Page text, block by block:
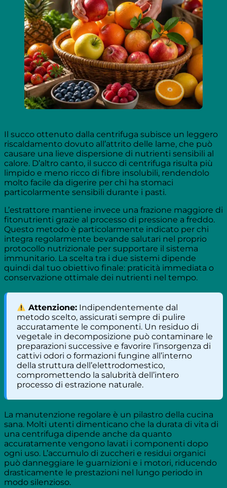
Il succo ottenuto dalla centrifuga subisce un leggero
riscaldamento dovuto all’attrito delle lame, che può
causare una lieve dispersione di nutrienti sensibili al
calore. D’altro canto, il succo di centrifuga risulta più
limpido e meno ricco di fibre insolubili, rendendolo
molto facile da digerire per chi ha stomaci
particolarmente sensibili durante i pasti.
L’estrattore mantiene invece una frazione maggiore di
fitonutrienti grazie al processo di pressione a freddo.
Questo metodo è particolarmente indicato per chi
integra regolarmente bevande salutari nel proprio
protocollo nutrizionale per supportare il sistema
immunitario. La scelta tra i due sistemi dipende
quindi dal tuo obiettivo finale: praticità immediata o
conservazione ottimale dei nutrienti nel tempo.
Attenzione: Indipendentemente dal
metodo scelto, assicurati sempre di pulire
accuratamente le componenti. Un residuo di
vegetale in decomposizione può contaminare le
preparazioni successive e favorire l’insorgenza di
cattivi odori o formazioni fungine all’interno
della struttura dell’elettrodomestico,
compromettendo la salubrità dell’intero
processo di estrazione naturale.
La manutenzione regolare è un pilastro della cucina
sana. Molti utenti dimenticano che la durata di vita di
una centrifuga dipende anche da quanto
accuratamente vengono lavati i componenti dopo
ogni uso. L’accumulo di zuccheri e residui organici
può danneggiare le guarnizioni e i motori, riducendo
drasticamente le prestazioni nel lungo periodo in
modo silenzioso.